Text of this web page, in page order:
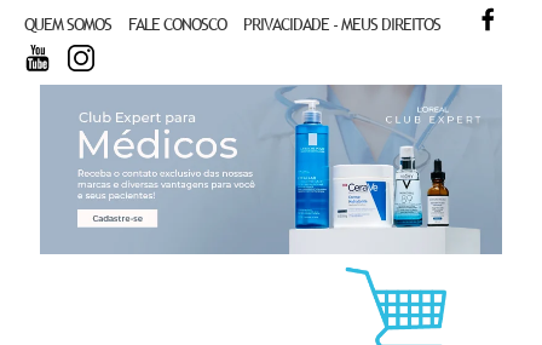
QUEM SOMOS FALE CONOSCO PRIVACIDADE - MEUS DIREITOS
YOUTUBE